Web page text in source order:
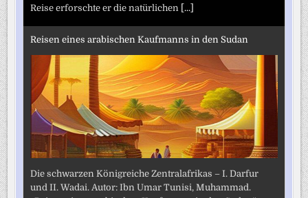
Reise erforschte er die natürlichen [...]
Reisen eines arabischen Kaufmanns in den Sudan
Die schwarzen Königreiche Zentralafrikas – I. Darfur
und II. Wadai. Autor: Ibn Umar Tunisi, Muhammad.